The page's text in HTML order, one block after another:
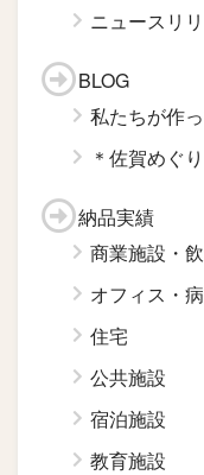
ニュースリ
BLOG
私たちが作
＊佐賀めぐ
納品実績
商業施設・
オフィス・
住宅
公共施設
宿泊施設
教育施設